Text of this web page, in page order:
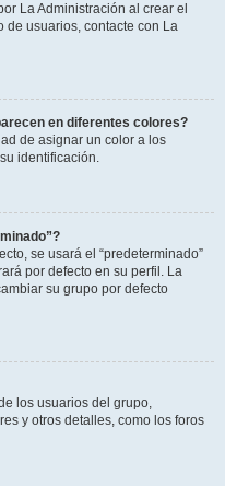
La Administración al crear el
de usuarios, contacte con La
en diferentes colores?
de asignar un color a los
identificación.
se usará el “predeterminado”
por defecto en su perfil. La
su grupo por defecto
los usuarios del grupo,
y otros detalles, como los foros